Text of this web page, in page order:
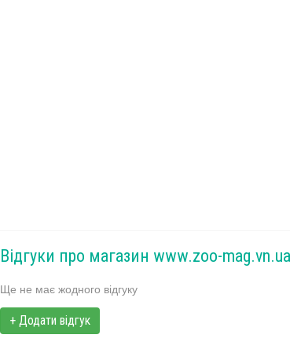
Відгуки про магазин www.zoo-mag.vn.ua
Ще не має жодного відгуку
+ Додати відгук